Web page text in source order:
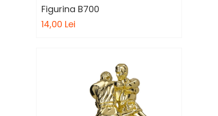
Figurina B700
14,00 Lei